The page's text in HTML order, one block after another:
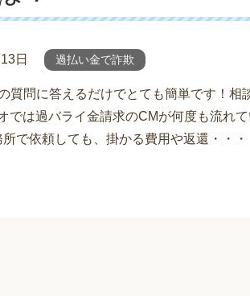
日 過払い金で詐欺
質問に答えるだけでとても簡単です！相
では過バライ金請求のCMが何度も流れ
で依頼しても、掛かる費用や返還・・・